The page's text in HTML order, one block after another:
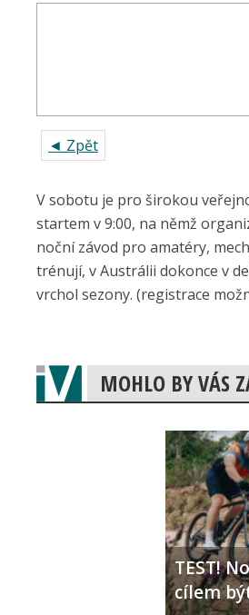
◄ Zpět
V sobotu je pro širokou
startem v 9:00, na němž
noční závod pro amatéry,
trénují, v Austrálii dokonce v
vrchol sezony. (registrace
MOHLO BY VÁS
TEST!
cílem